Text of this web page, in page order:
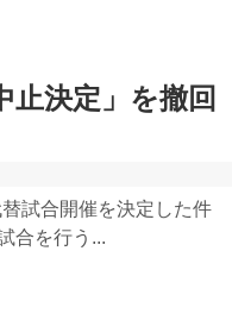
止決定」を撤回
試合開催を決定した件
合を行う...